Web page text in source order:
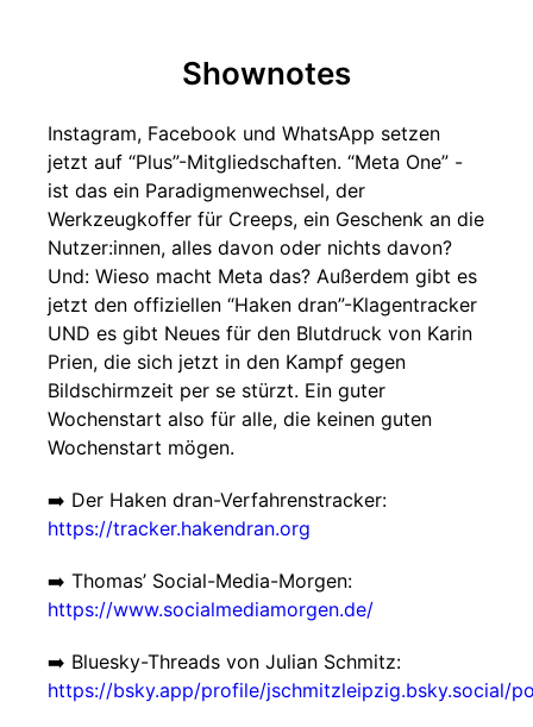
Shownotes
Instagram, Facebook und WhatsApp setzen
jetzt auf “Plus”-Mitgliedschaften. “Meta One” -
ist das ein Paradigmenwechsel, der
Werkzeugkoffer für Creeps, ein Geschenk an die
Nutzer:innen, alles davon oder nichts davon?
Und: Wieso macht Meta das? Außerdem gibt es
jetzt den offiziellen “Haken dran”-Klagentracker
UND es gibt Neues für den Blutdruck von Karin
Prien, die sich jetzt in den Kampf gegen
Bildschirmzeit per se stürzt. Ein guter
Wochenstart also für alle, die keinen guten
Wochenstart mögen.
➡️ Der Haken dran-Verfahrenstracker:
https://tracker.hakendran.org
➡️ Thomas’ Social-Media-Morgen:
https://www.socialmediamorgen.de/
➡️ Bluesky-Threads von Julian Schmitz:
https://bsky.app/profile/jschmitzleipzig.bsky.social/